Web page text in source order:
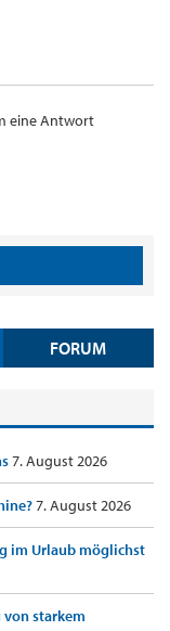
eine Antwort
FORUM
7. August 2026
7. August 2026
im Urlaub möglichst
starkem